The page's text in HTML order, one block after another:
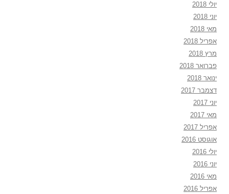
יולי 2018
יוני 2018
מאי 2018
אפריל 2018
מרץ 2018
פברואר 2018
ינואר 2018
דצמבר 2017
יוני 2017
מאי 2017
אפריל 2017
אוגוסט 2016
יולי 2016
יוני 2016
מאי 2016
אפריל 2016